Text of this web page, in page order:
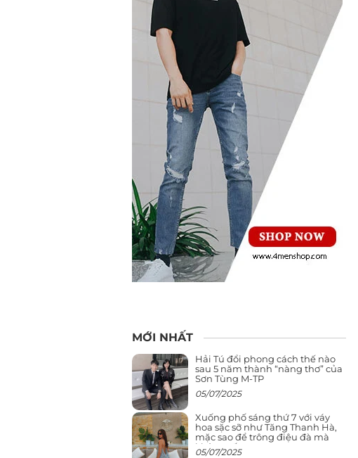
MỚI NHẤT
Hải Tú đổi phong cách thế nào
sau 5 năm thành “nàng thơ” của
Sơn Tùng M-TP
05/07/2025
Xuống phố sáng thứ 7 với váy
hoa sặc sỡ như Tăng Thanh Hà,
mặc sao để trông điệu đà mà
không sến
05/07/2025